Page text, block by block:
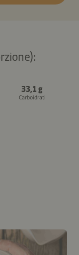
33,1 g
Carboidrati